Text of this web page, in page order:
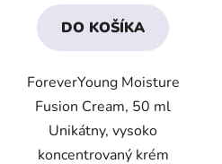
4,1
z
hviezdičiek.
DO KOŠÍKA
ForeverYoung Moisture
Fusion Cream, 50 ml
Unikátny, vysoko
koncentrovaný krém